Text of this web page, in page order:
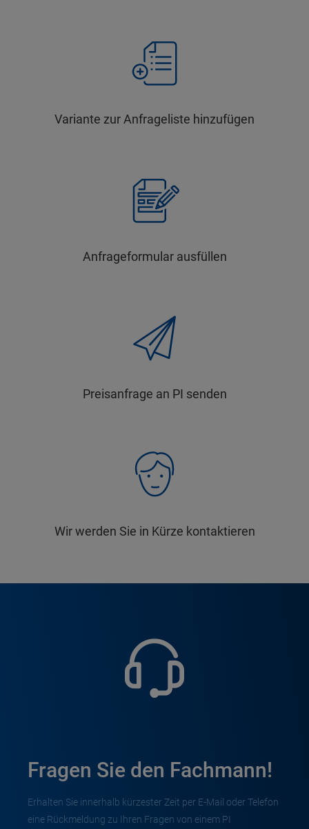
Variante zur Anfrageliste hinzufügen
Anfrageformular ausfüllen
Preisanfrage an PI senden
Wir werden Sie in Kürze kontaktieren
Fragen Sie den Fachmann!
Erhalten Sie innerhalb kürzester Zeit per E-Mail oder Telefon
eine Rückmeldung zu Ihren Fragen von einem PI